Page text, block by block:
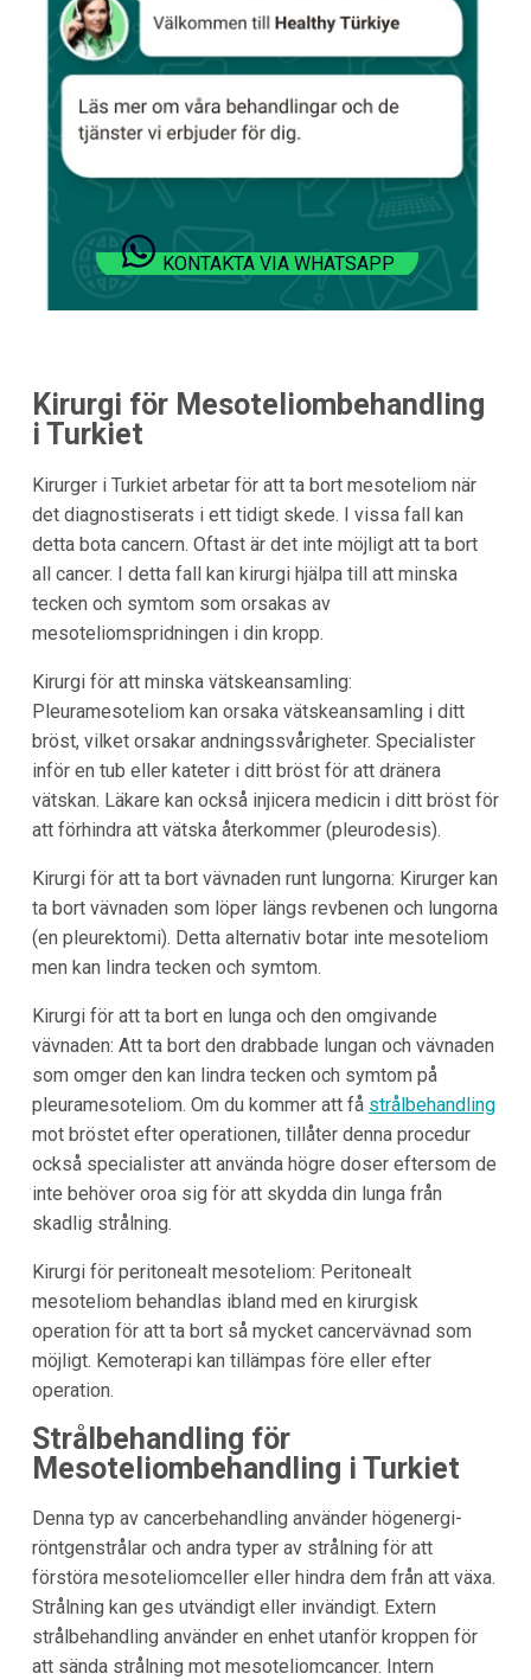
KONTAKTA VIA WHATSAPP
Kirurgi för Mesoteliombehandling
i Turkiet
Kirurger i Turkiet arbetar för att ta bort mesoteliom när
det diagnostiserats i ett tidigt skede. I vissa fall kan
detta bota cancern. Oftast är det inte möjligt att ta bort
all cancer. I detta fall kan kirurgi hjälpa till att minska
tecken och symtom som orsakas av
mesoteliomspridningen i din kropp.
Kirurgi för att minska vätskeansamling:
Pleuramesoteliom kan orsaka vätskeansamling i ditt
bröst, vilket orsakar andningssvårigheter. Specialister
inför en tub eller kateter i ditt bröst för att dränera
vätskan. Läkare kan också injicera medicin i ditt bröst för
att förhindra att vätska återkommer (pleurodesis).
Kirurgi för att ta bort vävnaden runt lungorna: Kirurger kan
ta bort vävnaden som löper längs revbenen och lungorna
(en pleurektomi). Detta alternativ botar inte mesoteliom
men kan lindra tecken och symtom.
Kirurgi för att ta bort en lunga och den omgivande
vävnaden: Att ta bort den drabbade lungan och vävnaden
som omger den kan lindra tecken och symtom på
pleuramesoteliom. Om du kommer att få strålbehandling
mot bröstet efter operationen, tillåter denna procedur
också specialister att använda högre doser eftersom de
inte behöver oroa sig för att skydda din lunga från
skadlig strålning.
Kirurgi för peritonealt mesoteliom: Peritonealt
mesoteliom behandlas ibland med en kirurgisk
operation för att ta bort så mycket cancervävnad som
möjligt. Kemoterapi kan tillämpas före eller efter
operation.
Strålbehandling för
Mesoteliombehandling i Turkiet
Denna typ av cancerbehandling använder högenergi-
röntgenstrålar och andra typer av strålning för att
förstöra mesoteliomceller eller hindra dem från att växa.
Strålning kan ges utvändigt eller invändigt. Extern
strålbehandling använder en enhet utanför kroppen för
att sända strålning mot mesoteliomcancer. Intern